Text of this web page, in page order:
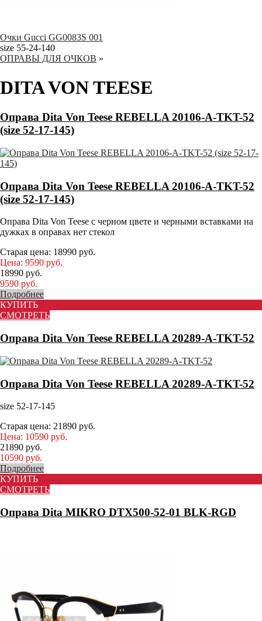
Очки Gucci GG0083S 001
size 55-24-140
ОПРАВЫ ДЛЯ ОЧКОВ »
DITA VON TEESE
Оправа Dita Von Teese REBELLA 20106-A-TKT-52
(size 52-17-145)
Оправа Dita Von Teese REBELLA 20106-A-TKT-52
(size 52-17-145)
Оправа Dita Von Teese с черном цвете и черными вставками на
дужках в оправах нет стекол
Старая цена: 18990 руб.
Цена: 9590 руб.
18990 руб.
9590 руб.
Подробнее
КУПИТЬ
СМОТРЕТЬ
Оправа Dita Von Teese REBELLA 20289-A-TKT-52
Оправа Dita Von Teese REBELLA 20289-A-TKT-52
size 52-17-145
Старая цена: 21890 руб.
Цена: 10590 руб.
21890 руб.
10590 руб.
Подробнее
КУПИТЬ
СМОТРЕТЬ
Оправа Dita MIKRO DTX500-52-01 BLK-RGD